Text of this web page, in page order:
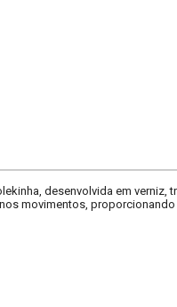
desenvolvida em verniz,
movimentos,